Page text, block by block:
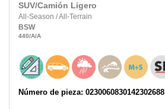
SUV/Camión Ligero
All-Season /All-Terrain
BSW
440/A/A
Número de pieza: 0230060830142302688